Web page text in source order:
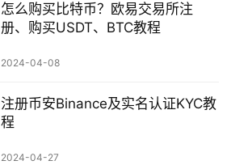
怎么购买比特币？欧易交易所注
册、购买USDT、BTC教程
2024-04-08
注册币安Binance及实名认证KYC教
程
2024-04-27